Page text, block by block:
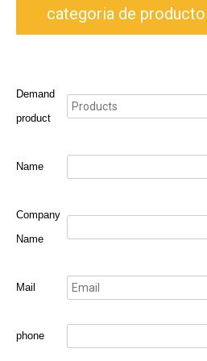
categoria de producto
Demand
product
Name
Company
Name
Mail
phone